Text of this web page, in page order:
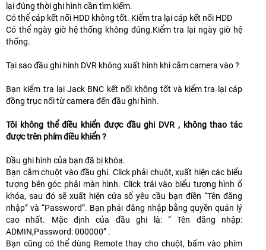
lại đúng thời ghi hình cần tìm kiếm.
Có thể cáp kết nối HDD không tốt. Kiểm tra lại cáp kết nối HDD
Có thể ngày giờ hệ thống không đúng.Kiểm tra lại ngày giờ hệ
thống.
Tại sao đầu ghi hình DVR không xuất hình khi cắm camera vào ?
Bạn kiểm tra lại Jack BNC kết nối không tốt và kiểm tra lại cáp
đồng trục nối từ camera đến đầu ghi hình.
Tôi không thể điều khiển được đầu ghi DVR , không thao tác
được trên phím điều khiển ?
Đầu ghi hình của bạn đã bị khóa.
Bạn cắm chuột vào đầu ghi. Click phải chuột, xuất hiện các biểu
tượng bên góc phải màn hình. Click trái vào biểu tượng hình ổ
khóa, sau đó sẽ xuất hiện cửa sổ yêu cầu bạn điền “Tên đăng
nhập” và “Password”. Bạn phải đăng nhập bằng quyền quản lý
cao nhất. Mặc định của đầu ghi là: “ Tên đăng nhập:
ADMIN,Password: 000000” .
Bạn cũng có thể dùng Remote thay cho chuột, bấm vào phím